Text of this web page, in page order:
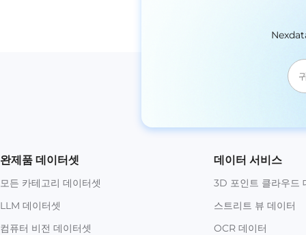
완제품 데이터셋
모든 카테고리 데이터셋
LLM 데이터셋
컴퓨터 비전 데이터셋
데이터 서비스
3D 포인트 클라우드
스트리트 뷰 데이터
OCR 데이터